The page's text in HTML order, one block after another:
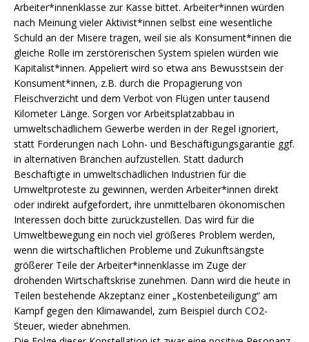
Arbeiter*innenklasse zur Kasse bittet. Arbeiter*innen würden
nach Meinung vieler Aktivist*innen selbst eine wesentliche
Schuld an der Misere tragen, weil sie als Konsument*innen die
gleiche Rolle im zerstörerischen System spielen würden wie
Kapitalist*innen. Appeliert wird so etwa ans Bewusstsein der
Konsument*innen, z.B. durch die Propagierung von
Fleischverzicht und dem Verbot von Flügen unter tausend
Kilometer Länge. Sorgen vor Arbeitsplatzabbau in
umweltschädlichem Gewerbe werden in der Regel ignoriert,
statt Forderungen nach Lohn- und Beschäftigungsgarantie ggf.
in alternativen Branchen aufzustellen. Statt dadurch
Beschäftigte in umweltschädlichen Industrien für die
Umweltproteste zu gewinnen, werden Arbeiter*innen direkt
oder indirekt aufgefordert, ihre unmittelbaren ökonomischen
Interessen doch bitte zurückzustellen. Das wird für die
Umweltbewegung ein noch viel größeres Problem werden,
wenn die wirtschaftlichen Probleme und Zukunftsängste
größerer Teile der Arbeiter*innenklasse im Zuge der
drohenden Wirtschaftskrise zunehmen. Dann wird die heute in
Teilen bestehende Akzeptanz einer „Kostenbeteiligung“ am
Kampf gegen den Klimawandel, zum Beispiel durch CO2-
Steuer, wieder abnehmen.